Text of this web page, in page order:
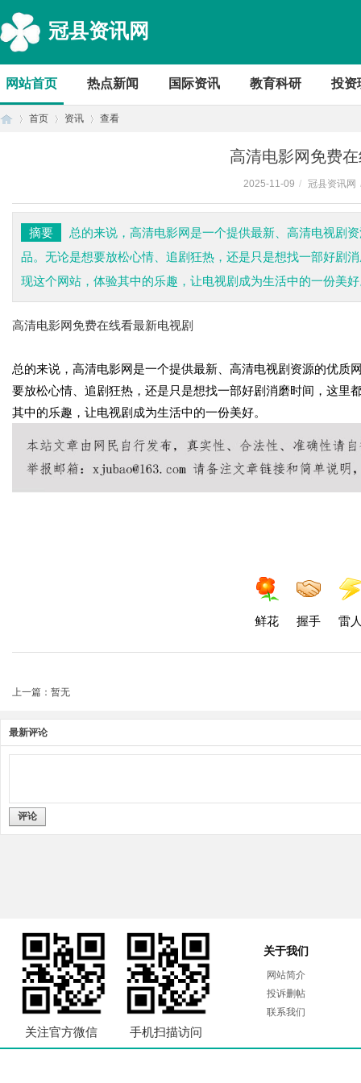
冠县资讯网
网站首页 热点新闻 国际资讯 教育科研 投资
首页 资讯 查看
高清电影网免费
2025-11-09 / 冠县资讯网
摘要
总的来说，高清电影网是一个提供最新、高清电视剧
品。无论是想要放松心情、追剧狂热，还是只是想找一部好剧
现这个网站，体验其中的乐趣，让电视剧成为生活中的一份美
高清电影网免费在线看最新电视剧
总的来说，高清电影网是一个提供最新、高清电视剧资源的优
要放松心情、追剧狂热，还是只是想找一部好剧消磨时间，这里
其中的乐趣，让电视剧成为生活中的一份美好。
鲜花 握手 雷
上一篇：暂无
最新评论
评论
关注官方微信 手机扫描访问
关于我们
网站简介
投诉删帖
联系我们